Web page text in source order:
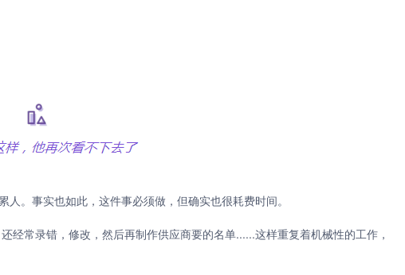
。事实也如此，这件事必须做，但确实也很耗费时间。
常录错，修改，然后再制作供应商要的名单......这样重复着机械性的工作，